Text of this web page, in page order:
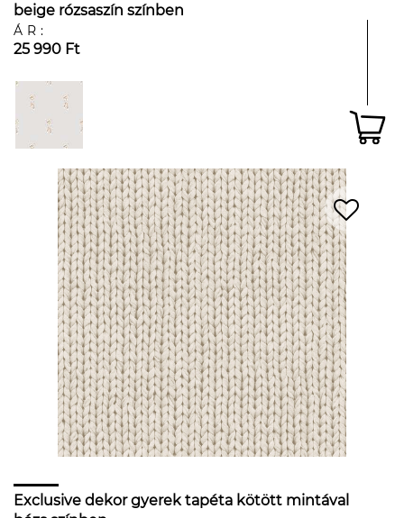
beige rózsaszín színben
ÁR:
25 990 Ft
Exclusive dekor gyerek tapéta kötött mintával